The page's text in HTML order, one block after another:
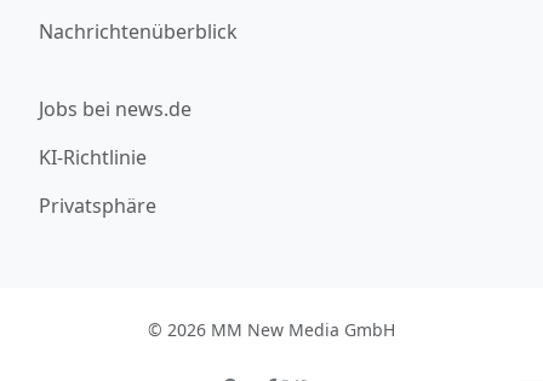
Nachrichtenüberblick
Jobs bei news.de
KI-Richtlinie
Privatsphäre
© 2026 MM New Media GmbH